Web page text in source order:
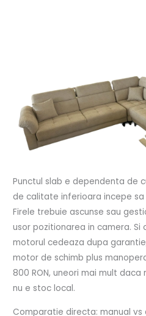
Punctul slab e dependenta de
de calitate inferioara incepe
Firele trebuie ascunse sau
usor pozitionarea in camera.
motorul cedeaza dupa
motor de schimb plus
800 RON, uneori mai mult
nu e stoc local.
Comparatie directa: manual vs